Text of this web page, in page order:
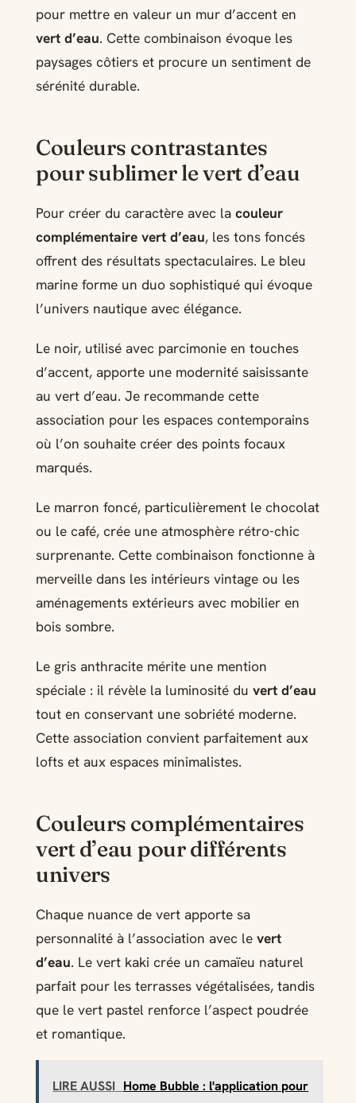
pour mettre en valeur un mur d’accent en
vert d’eau. Cette combinaison évoque les
paysages côtiers et procure un sentiment de
sérénité durable.
Couleurs contrastantes
pour sublimer le vert d’eau
Pour créer du caractère avec la couleur
complémentaire vert d’eau, les tons foncés
offrent des résultats spectaculaires. Le bleu
marine forme un duo sophistiqué qui évoque
l’univers nautique avec élégance.
Le noir, utilisé avec parcimonie en touches
d’accent, apporte une modernité saisissante
au vert d’eau. Je recommande cette
association pour les espaces contemporains
où l’on souhaite créer des points focaux
marqués.
Le marron foncé, particulièrement le chocolat
ou le café, crée une atmosphère rétro-chic
surprenante. Cette combinaison fonctionne à
merveille dans les intérieurs vintage ou les
aménagements extérieurs avec mobilier en
bois sombre.
Le gris anthracite mérite une mention
spéciale : il révèle la luminosité du vert d’eau
tout en conservant une sobriété moderne.
Cette association convient parfaitement aux
lofts et aux espaces minimalistes.
Couleurs complémentaires
vert d’eau pour différents
univers
Chaque nuance de vert apporte sa
personnalité à l’association avec le vert
d’eau. Le vert kaki crée un camaïeu naturel
parfait pour les terrasses végétalisées, tandis
que le vert pastel renforce l’aspect poudrée
et romantique.
LIRE AUSSI Home Bubble : l'application pour